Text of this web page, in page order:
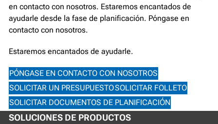
en contacto con nosotros. Estaremos encantados de
ayudarle desde la fase de planificación. Póngase en
contacto con nosotros.
Estaremos encantados de ayudarle.
PÓNGASE EN CONTACTO CON NOSOTROS
SOLICITAR UN PRESUPUESTOSOLICITAR FOLLETO
SOLICITAR DOCUMENTOS DE PLANIFICACIÓN
SOLUCIONES DE PRODUCTOS